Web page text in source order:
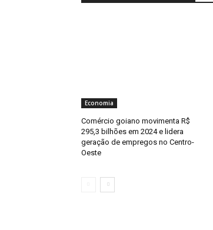
Economia
Comércio goiano movimenta R$
295,3 bilhões em 2024 e lidera
geração de empregos no Centro-
Oeste